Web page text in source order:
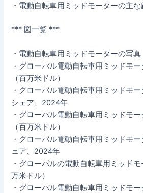
・電動自転車用ミッドモーターの主な
*** 図一覧 ***
・電動自転車用ミッドモーターの写真
・グローバル電動自転車用ミッドモ
（百万米ドル）
・グローバル電動自転車用ミッドモ
シェア、2024年
・グローバル電動自転車用ミッドモ
（百万米ドル）
・グローバル電動自転車用ミッドモ
ェア、2024年
・グローバルの電動自転車用ミッド
万米ドル）
・グローバル電動自転車用ミッドモ